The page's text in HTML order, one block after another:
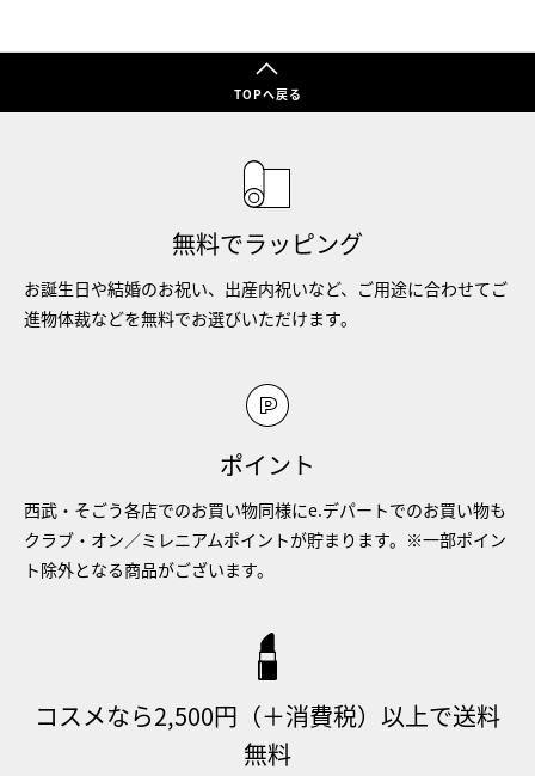
TOPへ戻る
無料でラッピング
お誕生日や結婚のお祝い、出産内祝いなど、ご用途に合わせてご
進物体裁などを無料でお選びいただけます。
ポイント
西武・そごう各店でのお買い物同様にe.デパートでのお買い物も
クラブ・オン／ミレニアムポイントが貯まります。※一部ポイン
ト除外となる商品がございます。
コスメなら2,500円（＋消費税）以上で送料
無料